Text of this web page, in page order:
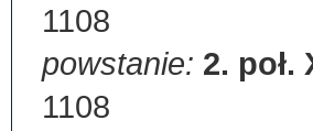
1108
powstanie: 2. poł.
1108